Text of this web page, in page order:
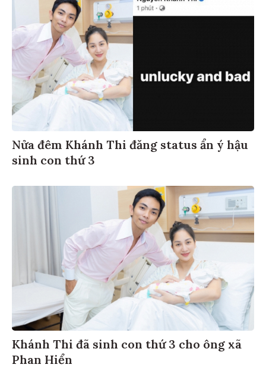
Nửa đêm Khánh Thi đăng status ẩn ý hậu
sinh con thứ 3
Khánh Thi đã sinh con thứ 3 cho ông xã
Phan Hiển